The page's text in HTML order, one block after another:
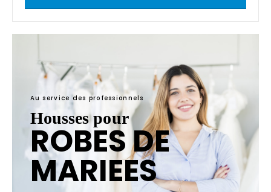
Au service des professionnels
Housses pour
ROBES DE
MARIEES